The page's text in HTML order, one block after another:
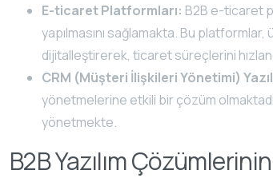
E-ticaret Platformları: B2B e-ticaret
yapılmasını sağlamakta. Bu
dijitalleştirerek, ticaret süreçlerini
CRM (Müşteri İlişkileri Yönetimi)
yönetmelerine etkili bir çözüm
yönetmekte.
B2B Yazılım